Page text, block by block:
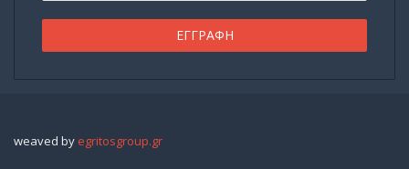
weaved by egritosgroup.gr